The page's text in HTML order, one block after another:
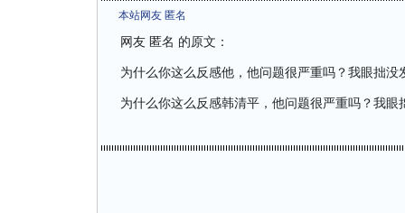
本站网友 匿名
网友 匿名 的原文：
为什么你这么反感他，他问题很严重吗？我眼拙没
为什么你这么反感韩清平，他问题很严重吗？我眼